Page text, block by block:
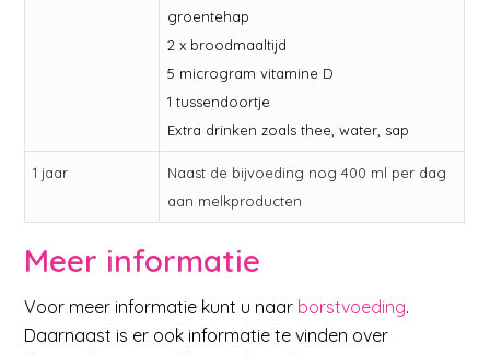
groentehap
2 x broodmaaltijd
5 microgram vitamine D
1 tussendoortje
Extra drinken zoals thee, water, sap
1 jaar
Naast de bijvoeding nog 400 ml per dag
aan melkproducten
Meer informatie
Voor meer informatie kunt u naar borstvoeding.
Daarnaast is er ook informatie te vinden over